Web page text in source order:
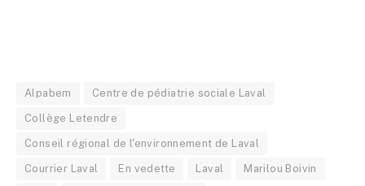
Alpabem Centre de pédiatrie sociale Laval
Collège Letendre
Conseil régional de l'environnement de Laval
Courrier Laval En vedette Laval Marilou Boivin